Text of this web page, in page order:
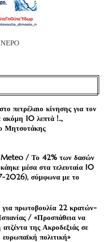
ΝΕΡΟ
πετρέλαιο κίνησης για τον
10 λεπτά !..,
Μητσοτάκης
Meteo / Το 42% των δασών
μέσα στα τελευταία 10
2026), σύμφωνα με το
πρωτοβουλία 22 κρατών-
/ «Προσπάθεια να
ατζέντα της Ακροδεξιάς σε
πολιτική»